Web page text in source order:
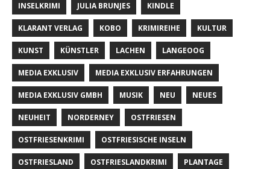
INSELKRIMI JULIA BRUNJES KINDLE
KLARANT VERLAG KOBO KRIMIREIHE KULTUR
KUNST KÜNSTLER LACHEN LANGEOOG
MEDIA EXKLUSIV MEDIA EXKLUSIV ERFAHRUNGEN
MEDIA EXKLUSIV GMBH MUSIK NEU NEUES
NEUHEIT NORDERNEY OSTFRIESEN
OSTFRIESENKRIMI OSTFRIESISCHE INSELN
OSTFRIESLAND OSTFRIESLANDKRIMI PLANTAGE